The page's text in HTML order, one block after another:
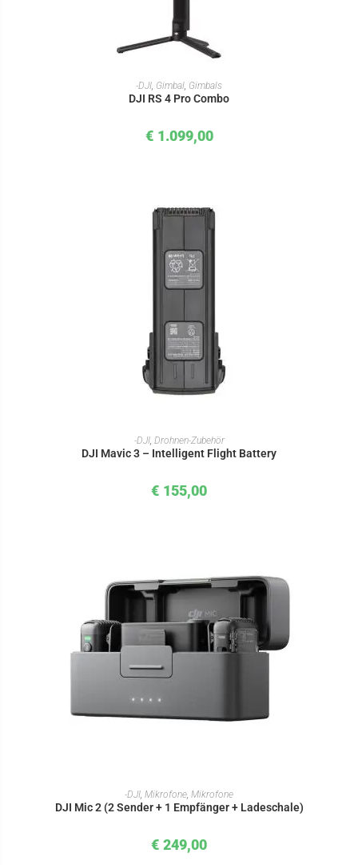
IN DEN WARENKORB
-DJI, Gimbal, Gimbals
DJI RS 4 Pro Combo
€ 1.099,00
IN DEN WARENKORB
-DJI, Drohnen-Zubehör
DJI Mavic 3 – Intelligent Flight Battery
€ 155,00
IN DEN WARENKORB
-DJI, Mikrofone, Mikrofone
DJI Mic 2 (2 Sender + 1 Empfänger + Ladeschale)
€ 249,00